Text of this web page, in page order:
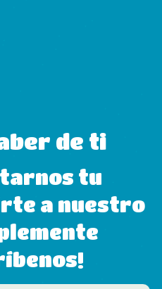
de ti
tu
a nuestro